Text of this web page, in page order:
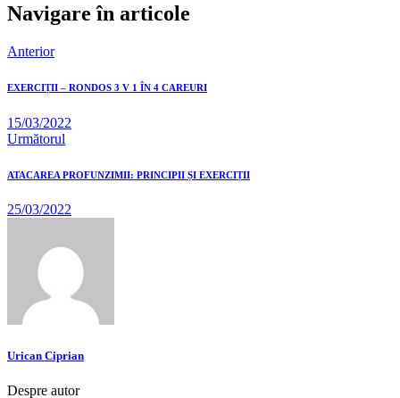
Navigare în articole
Anterior
EXERCIȚII – RONDOS 3 V 1 ÎN 4 CAREURI
15/03/2022
Următorul
ATACAREA PROFUNZIMII: PRINCIPII ȘI EXERCIȚII
25/03/2022
Urican Ciprian
Despre autor